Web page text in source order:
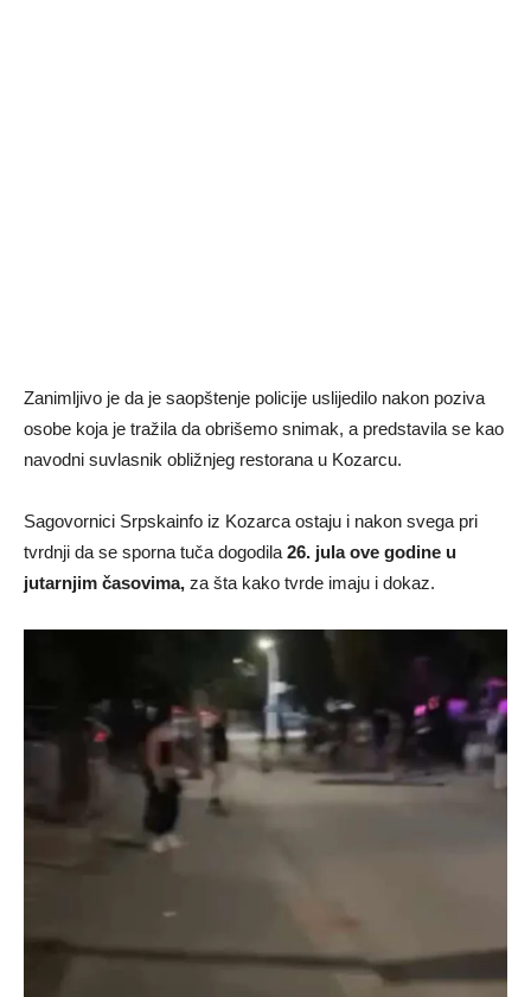
Zanimljivo je da je saopštenje policije uslijedilo nakon poziva
osobe koja je tražila da obrišemo snimak, a predstavila se kao
navodni suvlasnik obližnjeg restorana u Kozarcu.
Sagovornici Srpskainfo iz Kozarca ostaju i nakon svega pri
tvrdnji da se sporna tuča dogodila 26. jula ove godine u
jutarnjim časovima, za šta kako tvrde imaju i dokaz.